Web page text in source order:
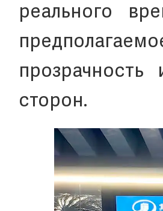
реального
сторон.